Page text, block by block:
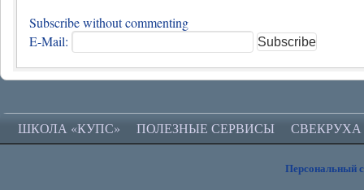
Subscribe without commenting
E-Mail:
ШКОЛА «КУПС» ПОЛЕЗНЫЕ СЕРВИСЫ СВЕКРУХА
Персональный